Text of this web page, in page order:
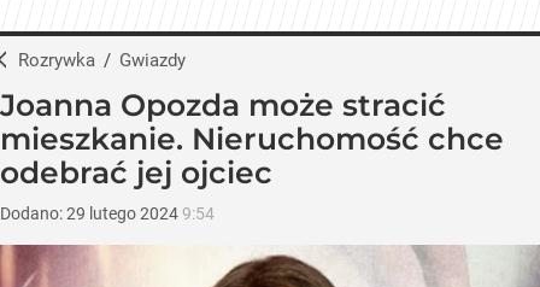
Rozrywka / Gwiazdy
Joanna Opozda może stracić
mieszkanie. Nieruchomość chce
odebrać jej ojciec
Dodano:29 lutego2024 9:54